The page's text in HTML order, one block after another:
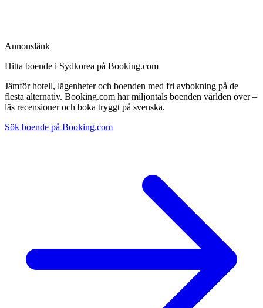
Annonslänk
Hitta boende i Sydkorea på Booking.com
Jämför hotell, lägenheter och boenden med fri avbokning på de
flesta alternativ. Booking.com har miljontals boenden världen över –
läs recensioner och boka tryggt på svenska.
Sök boende på Booking.com